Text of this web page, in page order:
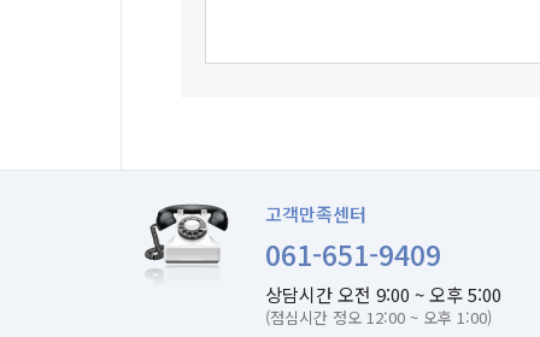
고객만족센터
061-651-9409
상담시간 오전 9:00 ~ 오후 5:00
(점심시간 정오 12:00 ~ 오후 1:00)